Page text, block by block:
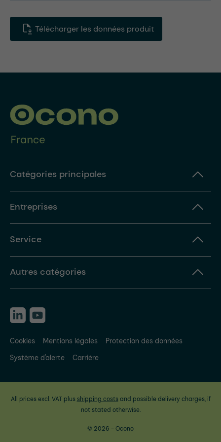
Télécharger les données produit
Catégories principales
Entreprises
Service
Autres catégories
Cookies Mentions légales
Protection des données
Système d'alerte
Carrière
All prices excl. VAT plus shipping costsand possible delivery charges, if
not stated otherwise.
© 2026 - Ocono